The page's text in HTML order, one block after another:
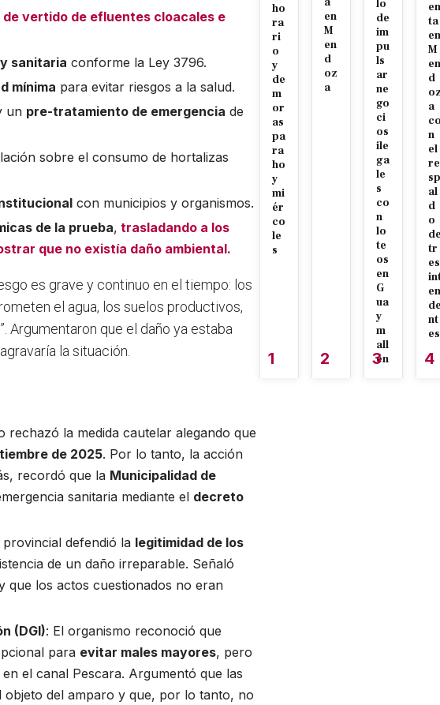
vertido de efluentes cloacales e
sanitaria conforme la Ley 3796.
mínima para evitar riesgos a la salud.
un pre-tratamiento de emergencia de
sobre el consumo de hortalizas
con municipios y organismos.
de la prueba, trasladando a los
que no existía daño ambiental.
es grave y continuo en el tiempo: los
el agua, los suelos productivos,
Argumentaron que el daño ya estaba
la situación.
rechazó la medida cautelar alegando que
de 2025. Por lo tanto, la acción
recordó que la Municipalidad de
sanitaria mediante el decreto
defendió la legitimidad de los
de un daño irreparable. Señaló
que los actos cuestionados no eran
(DGI): El organismo reconoció que
para evitar males mayores, pero
el canal Pescara. Argumentó que las
objeto del amparo y que, por lo tanto, no
ho
ra
ri
o
y
de
m
or
as
pa
ra
ho
y
mi
ér
co
le
s
1
en
M
en
d
oz
a
2
lo
de
im
pu
ls
ar
ne
go
ci
os
ile
ga
le
s
co
n
lo
te
os
en
G
ua
y
m
all
én
3
en
ta
en
M
en
d
a
n
el
re
sp
al
d
o
tr
es
en
nt
es
4